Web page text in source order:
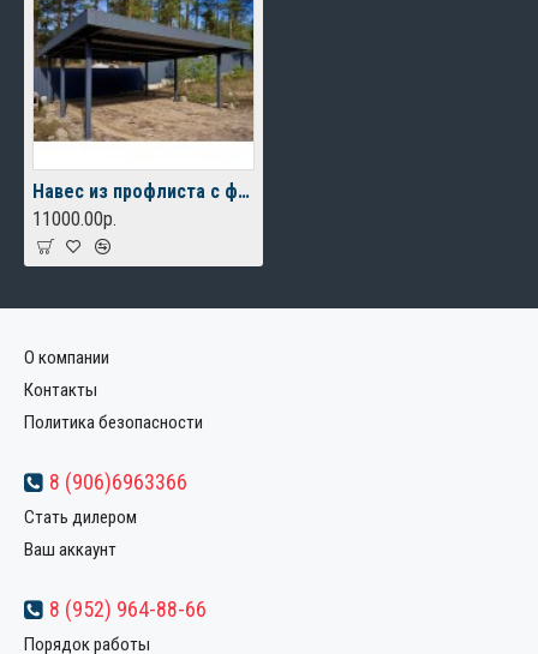
Навес из профлиста с фризом для 2-х автомобилей
11000.00р.
О компании
Контакты
Политика безопасности
8 (906)6963366
Стать дилером
Ваш аккаунт
8 (952) 964-88-66
Порядок работы